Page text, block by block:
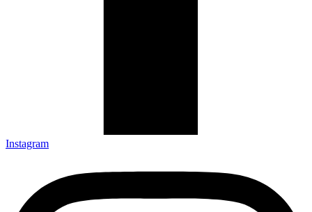
Instagram